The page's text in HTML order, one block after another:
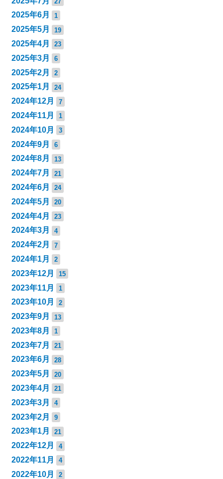
2025年6月 1
2025年5月 19
2025年4月 23
2025年3月 6
2025年2月 2
2025年1月 24
2024年12月 7
2024年11月 1
2024年10月 3
2024年9月 6
2024年8月 13
2024年7月 21
2024年6月 24
2024年5月 20
2024年4月 23
2024年3月 4
2024年2月 7
2024年1月 2
2023年12月 15
2023年11月 1
2023年10月 2
2023年9月 13
2023年8月 1
2023年7月 21
2023年6月 28
2023年5月 20
2023年4月 21
2023年3月 4
2023年2月 9
2023年1月 21
2022年12月 4
2022年11月 4
2022年10月 2